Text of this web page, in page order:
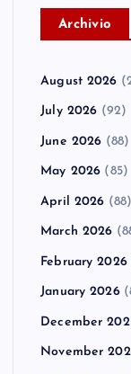
Archivio
August 2026
July 2026 (92)
June 2026 (88)
May 2026 (85)
April 2026 (88)
March 2026
February 2026
January 2026
December
November